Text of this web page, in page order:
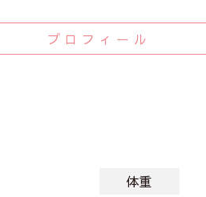
プロフィール
体重